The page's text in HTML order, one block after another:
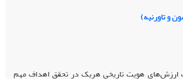
و تاورنیه)
ارزش‌های هویت تاریخی هریک در تحقق اهداف مهم